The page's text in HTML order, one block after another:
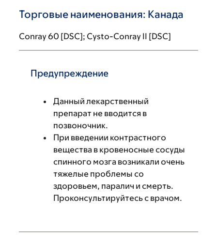
Торговые наименования: Канада
Conray 60 [DSC]; Cysto-Conray II [DSC]
Предупреждение
Данный лекарственный
препарат не вводится в
позвоночник.
При введении контрастного
вещества в кровеносные сосуды
спинного мозга возникали очень
тяжелые проблемы со
здоровьем, паралич и смерть.
Проконсультируйтесь с врачом.